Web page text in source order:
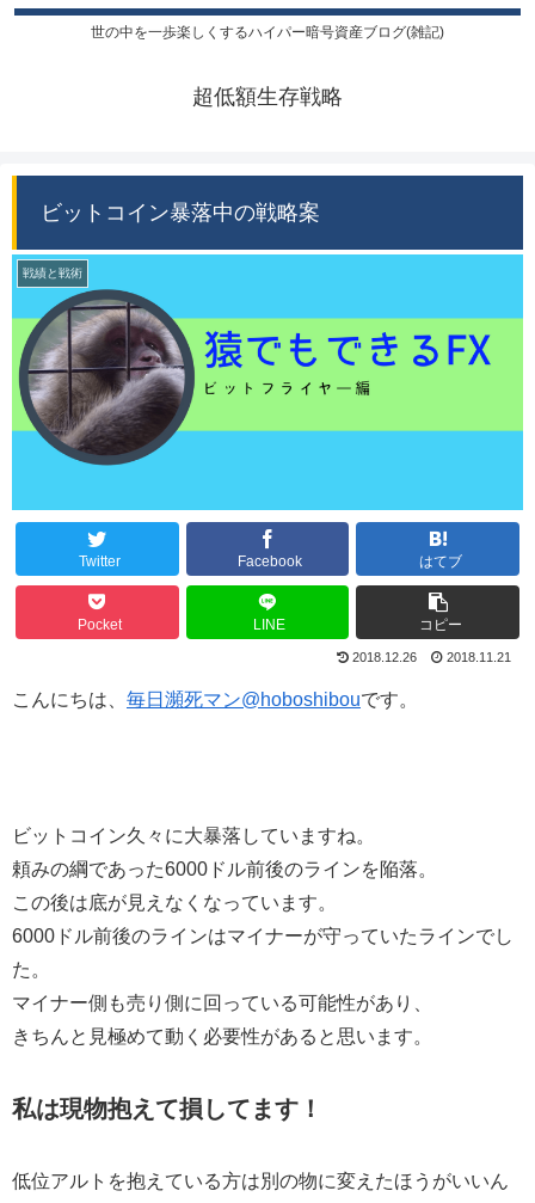
世の中を一歩楽しくするハイパー暗号資産ブログ(雑記)
超低額生存戦略
ビットコイン暴落中の戦略案
戦績と戦術
Twitter Facebook はてブ
Pocket LINE コピー
2018.12.26 2018.11.21
こんにちは、 毎日瀕死マン@hoboshibouです。
ビットコイン久々に大暴落していますね。
頼みの綱であった6000ドル前後のラインを陥落。
この後は底が見えなくなっています。
6000ドル前後のラインはマイナーが守っていたラインでし
た。
マイナー側も売り側に回っている可能性があり、
きちんと見極めて動く必要性があると思います。
私は現物抱えて損してます！
低位アルトを抱えている方は別の物に変えたほうがいいん